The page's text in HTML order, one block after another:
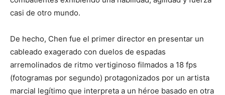
casi de otro mundo.
De hecho, Chen fue el primer director en presentar un
cableado exagerado con duelos de espadas
arremolinados de ritmo vertiginoso filmados a 18 fps
(fotogramas por segundo) protagonizados por un artista
marcial legítimo que interpreta a un héroe basado en otra